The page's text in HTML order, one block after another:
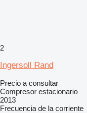
2
Ingersoll Rand
Precio a consultar
Compresor estacionario
2013
Frecuencia de la corriente